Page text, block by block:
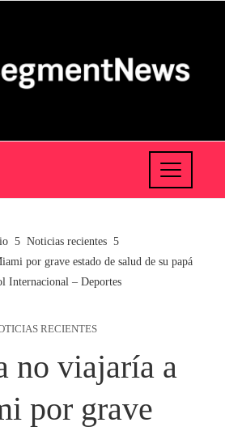
Noticias recientes
por grave estado de salud de su papá
Internacional – Deportes
RECIENTES
no viajaría a
por grave